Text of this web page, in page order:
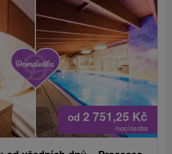
od 2 751,25 Kč
/noc/osoba